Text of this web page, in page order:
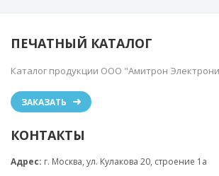
ПЕЧАТНЫЙ КАТАЛОГ
Каталог продукции ООО "Амитрон
ЗАКАЗАТЬ
КОНТАКТЫ
Адрес: г. Москва, ул. Кулакова 20, строение 1a